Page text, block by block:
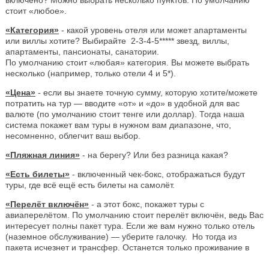
стоит «любое».
«Категория» - какой уровень отеля или может апартаменты
или виллы хотите? Выбирайте 2-3-4-5***** звезд, виллы,
апартаменты, пансионаты, санатории.
По умолчанию стоит «любая» категория. Вы можете выбрать
несколько (например, только отели 4 и 5*).
«Цена» - если вы знаете точную сумму, которую хотите/можете
потратить на тур — вводите «от» и «до» в удобной для вас
валюте (по умолчанию стоит тенге или доллар). Тогда наша
система покажет вам туры в нужном вам диапазоне, что,
несомненно, облегчит ваш выбор.
«Пляжная линия» - на берегу? Или без разница какая?
«Есть билеты» - включенный чек-бокс, отображаться будут
туры, где всё ещё есть билеты на самолёт.
«Перелёт включён» - а этот бокс, покажет туры с
авиаперелётом. По умолчанию стоит перелёт включён, ведь Вас
интересует полны пакет тура. Если же вам нужно только отель
(наземное обслуживание) — уберите галочку. Но тогда из
пакета исчезнет и трансфер. Останется только проживание в